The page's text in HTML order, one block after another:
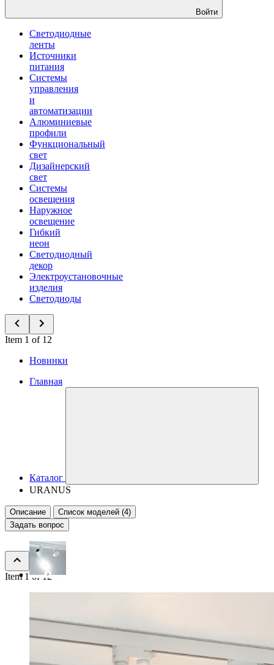
Войти
Светодиодные
ленты
Источники
питания
Системы
управления
и
автоматизации
Алюминиевые
профили
Функциональный
свет
Дизайнерский
свет
Системы
освещения
Наружное
освещение
Гибкий
неон
Светодиодный
декор
Электроустановочные
изделия
Светодиоды
Item 1 of 12
Новинки
Главная
Каталог
URANUS
Описание
Список моделей (4)
Задать вопрос
Item 1 of 12